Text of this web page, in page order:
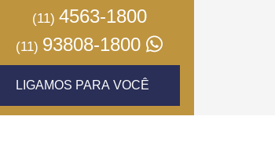
(11) 4563-1800
(11) 93808-1800
LIGAMOS PARA VOCÊ